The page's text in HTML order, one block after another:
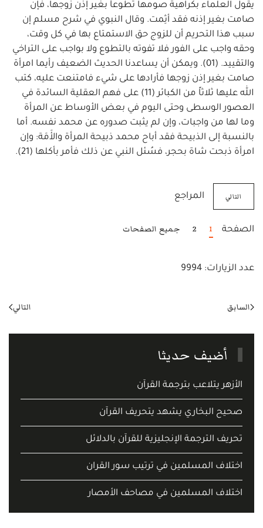
يقول العلماء بكراهية صومها تطوعاً بغير إذن زوجها، فإن
صامت بغير إذنه فقد أثِمت. وقال النبوي في شرح مسلم إن
سبب هذا التحريم أن للزوج حق الاستمتاع بها في كل وقت،
وحقه واجب على الفور فلا تفوته بالتطوع ولا بواجب على التراخي
والتقييد. (01). ويمكن أن يساعدنا الحديث الضعيف رأيما امرأة
صامت بغير إذن زوجها فأرادها على شيء فامتنعت عليه، كتب
الله عليها ثلاثاً من الكبائر (11) على فهم العقلية السائدة في
العصور الوسطى وحتى اليوم في بعض الأوساط عن المرأة
وما لها من واجبات، وإن لم يثبت صدوره عن محمد نفسه. أما
بالنسبة إلى الذبيحة فقد أباح محمد ذبيحة المرأة والأَمَة: وإن
امرأة ذبحت شاة بحجر، فسُئل النبي عن ذلك فأمر بأكلها (21).
التالي المراجع
الصفحة 1
2 جميع الصفحات
عدد الزيارات: 9994
السابق التالي
أضيف حديثا
الأزهر يتلاعب بترجمة القرآن
صحيح البخاري يشهد يتحريف القرآن
تحريف الترجمة الإنجليزية للقرآن بالدلائل
اختلاف المسلمين في ترتيب سور القران
اختلاف المسلمين في مصاحف الأمصار